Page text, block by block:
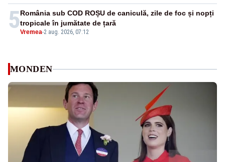
5Vremea-2 aug. 2026, 07:12
România sub COD ROȘU de caniculă, zile de foc și nopți
tropicale în jumătate de țară
MONDEN